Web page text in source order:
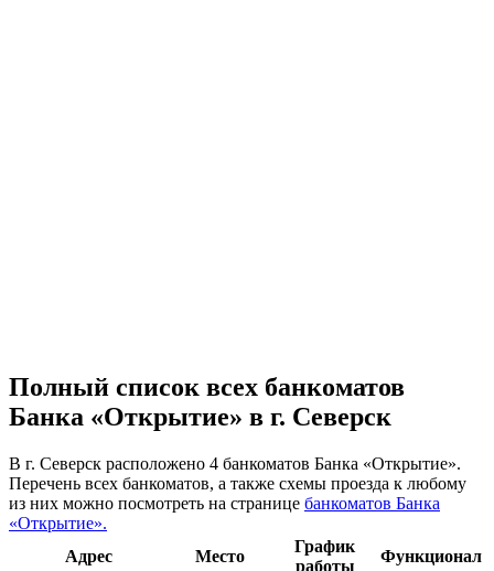
Полный список всех банкоматов
Банка «Открытие» в г. Северск
В г. Северск расположено 4 банкоматов Банка «Открытие».
Перечень всех банкоматов, а также схемы проезда к любому
из них можно посмотреть на странице банкоматов Банка
«Открытие».
Адрес
Место
График
работы
Функционал